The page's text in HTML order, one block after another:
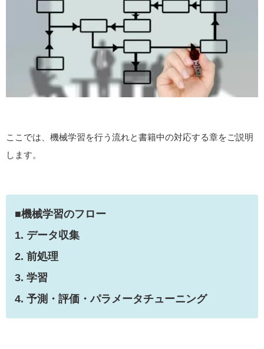
ここでは、機械学習を行う流れと書籍中の対応する章をご説明
します。
■機械学習のフロー
1. データ収集
2. 前処理
3. 学習
4. 予測・評価・パラメータチューニング